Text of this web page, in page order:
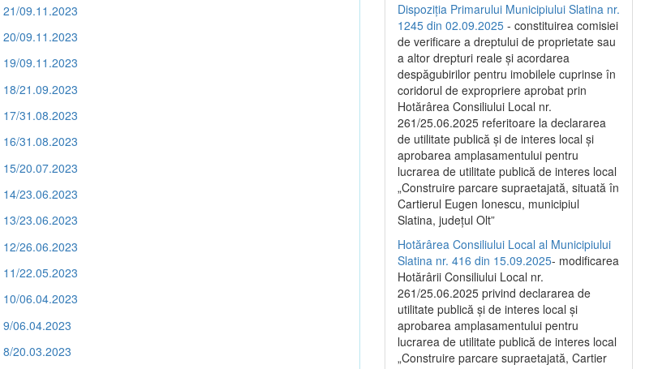
21/09.11.2023
20/09.11.2023
19/09.11.2023
18/21.09.2023
17/31.08.2023
16/31.08.2023
15/20.07.2023
14/23.06.2023
13/23.06.2023
12/26.06.2023
11/22.05.2023
10/06.04.2023
9/06.04.2023
8/20.03.2023
Dispoziția Primarului Municipiului Slatina nr.
1245 din 02.09.2025 - constituirea comisiei
de verificare a dreptului de proprietate sau
a altor drepturi reale și acordarea
despăgubirilor pentru imobilele cuprinse în
coridorul de expropriere aprobat prin
Hotărârea Consiliului Local nr.
261/25.06.2025 referitoare la declararea
de utilitate publică și de interes local și
aprobarea amplasamentului pentru
lucrarea de utilitate publică de interes local
„Construire parcare supraetajată, situată în
Cartierul Eugen Ionescu, municipiul
Slatina, județul Olt”
Hotărârea Consiliului Local al Municipiului
Slatina nr. 416 din 15.09.2025- modificarea
Hotărârii Consiliului Local nr.
261/25.06.2025 privind declararea de
utilitate publică și de interes local și
aprobarea amplasamentului pentru
lucrarea de utilitate publică de interes local
„Construire parcare supraetajată, Cartier